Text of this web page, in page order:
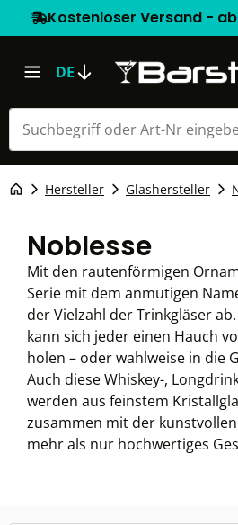
Kostenloser Versand -
DE
Hersteller Glashersteller
Noblesse
Mit den rautenförmigen
Serie mit dem anmutigen
der Vielzahl der Trinkgläser
kann sich jeder einen Hauch
holen – oder wahlweise in die
Auch diese Whiskey-,
werden aus feinstem
zusammen mit der
mehr als nur hochwertiges